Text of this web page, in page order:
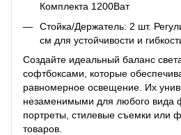
Комплекта 1200Ват
Стойка/Держатель: 2 шт.
см для устойчивости и
Создайте идеальный баланс
софтбоксами, которые
равномерное освещение. Их
незаменимыми для любого вида
портреты, стилевые съемки или
товаров.